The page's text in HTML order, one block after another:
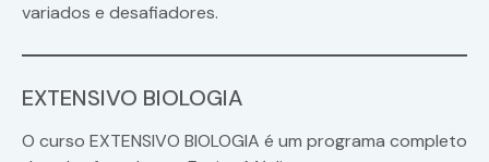
variados e desafiadores.
EXTENSIVO BIOLOGIA
O curso EXTENSIVO BIOLOGIA é um programa completo